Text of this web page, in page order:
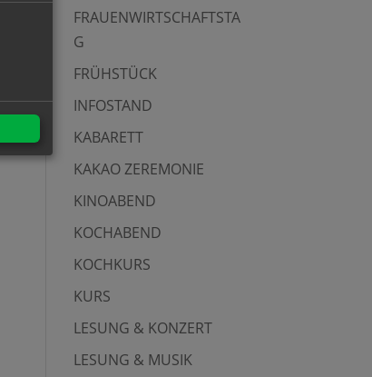
FRAUENWIRTSCHAFTSTA
G
FRÜHSTÜCK
INFOSTAND
KABARETT
KAKAO ZEREMONIE
KINOABEND
KOCHABEND
KOCHKURS
KURS
LESUNG & KONZERT
LESUNG & MUSIK